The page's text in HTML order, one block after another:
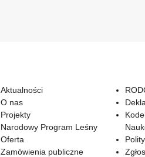
Aktualności
O nas
Projekty
Narodowy Program Leśny
Oferta
Zamówienia publiczne